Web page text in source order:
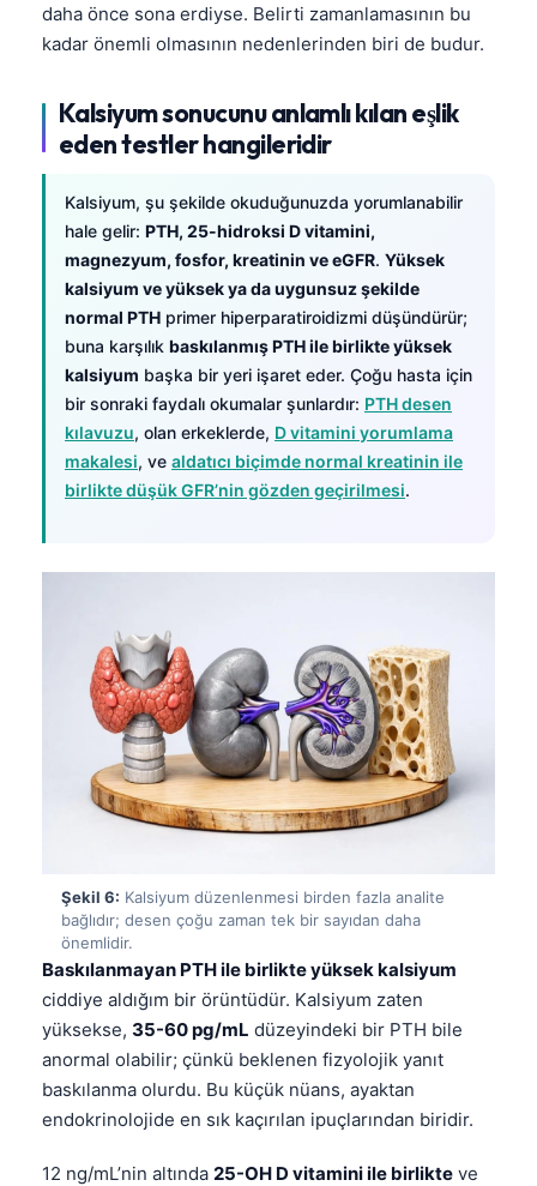
daha önce sona erdiyse. Belirti zamanlamasının bu
kadar önemli olmasının nedenlerinden biri de budur.
Kalsiyum sonucunu anlamlı kılan eşlik
eden testler hangileridir
Kalsiyum, şu şekilde okuduğunuzda yorumlanabilir
hale gelir: PTH, 25-hidroksi D vitamini,
magnezyum, fosfor, kreatinin ve eGFR. Yüksek
kalsiyum ve yüksek ya da uygunsuz şekilde
normal PTH primer hiperparatiroidizmi düşündürür;
buna karşılık baskılanmış PTH ile birlikte yüksek
kalsiyum başka bir yeri işaret eder. Çoğu hasta için
bir sonraki faydalı okumalar şunlardır: PTH desen
kılavuzu, olan erkeklerde, D vitamini yorumlama
makalesi, ve aldatıcı biçimde normal kreatinin ile
birlikte düşük GFR’nin gözden geçirilmesi.
Şekil 6: Kalsiyum düzenlenmesi birden fazla analite
bağlıdır; desen çoğu zaman tek bir sayıdan daha
önemlidir.
Baskılanmayan PTH ile birlikte yüksek kalsiyum
ciddiye aldığım bir örüntüdür. Kalsiyum zaten
yüksekse, 35-60 pg/mL düzeyindeki bir PTH bile
anormal olabilir; çünkü beklenen fizyolojik yanıt
baskılanma olurdu. Bu küçük nüans, ayaktan
endokrinolojide en sık kaçırılan ipuçlarından biridir.
12 ng/mL’nin altında 25-OH D vitamini ile birlikte ve
ဗမာစာ
ភាសាខ្មែរ
Kiswahili
አማርኛ
Українська
O‘zbekcha
Català
Қазақ тілі
Hrvatski
Slovenčina
كوردی‎
پښتو
سنڌي
অসমীয়া
Latviešu valoda
Македонски јазик
Euskara
Gàidhlig
Occitan
العربية المغربية
Afrikaans
Монгол
Basa Jawa
Cebuano
Кыргызча